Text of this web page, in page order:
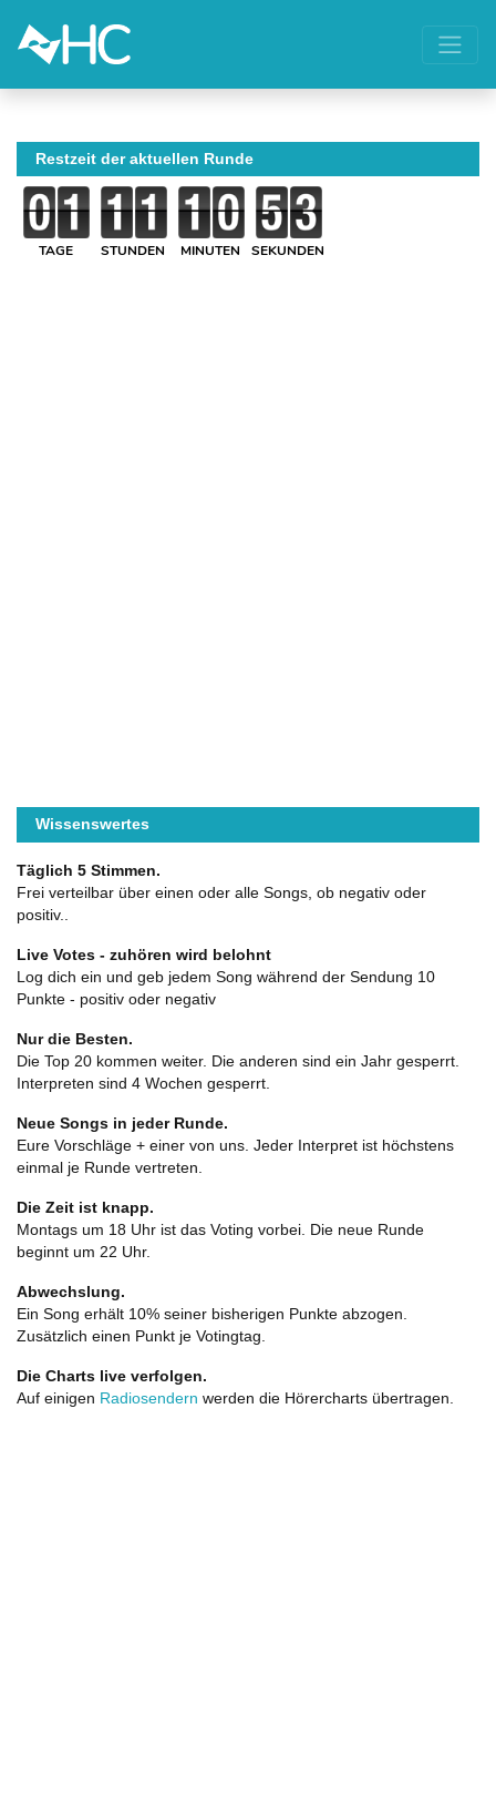
Restzeit der aktuellen Runde
TAGE STUNDEN MINUTEN SEKUNDEN
Wissenswertes
Täglich 5 Stimmen.
Frei verteilbar über einen oder alle Songs, ob negativ oder
positiv..
Live Votes - zuhören wird belohnt
Log dich ein und geb jedem Song während der Sendung 10
Punkte - positiv oder negativ
Nur die Besten.
Die Top 20 kommen weiter. Die anderen sind ein Jahr gesperrt.
Interpreten sind 4 Wochen gesperrt.
Neue Songs in jeder Runde.
Eure Vorschläge + einer von uns. Jeder Interpret ist höchstens
einmal je Runde vertreten.
Die Zeit ist knapp.
Montags um 18 Uhr ist das Voting vorbei. Die neue Runde
beginnt um 22 Uhr.
Abwechslung.
Ein Song erhält 10% seiner bisherigen Punkte abzogen.
Zusätzlich einen Punkt je Votingtag.
Die Charts live verfolgen.
Auf einigen Radiosendern werden die Hörercharts übertragen.